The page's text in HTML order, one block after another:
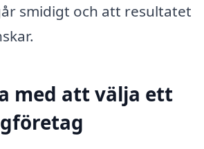
smidigt och att resultatet
med att välja ett